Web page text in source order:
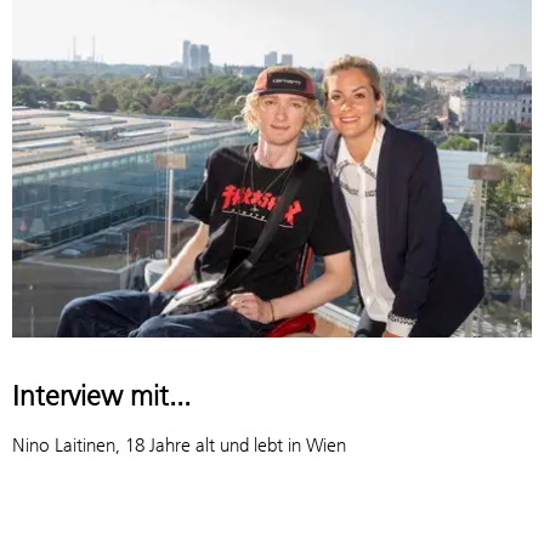
Interview mit...
Nino Laitinen, 18 Jahre alt und lebt in Wien